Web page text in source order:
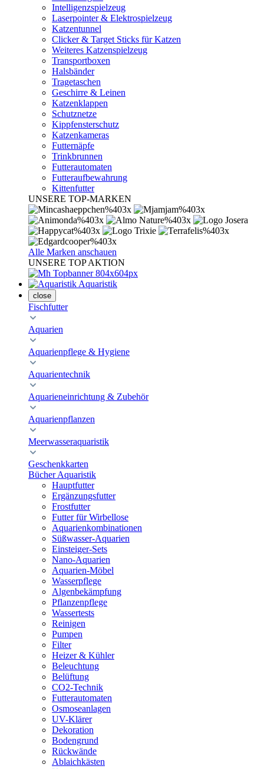
Intelligenzspielzeug
Laserpointer & Elektrospielzeug
Katzentunnel
Clicker & Target Sticks für Katzen
Weiteres Katzenspielzeug
Transportboxen
Halsbänder
Tragetaschen
Geschirre & Leinen
Katzenklappen
Schutznetze
Kippfensterschutz
Katzenkameras
Futternäpfe
Trinkbrunnen
Futterautomaten
Futteraufbewahrung
Kittenfutter
UNSERE TOP-MARKEN
Alle Marken anschauen
UNSERE TOP AKTION
Aquaristik
close
Fischfutter
Aquarien
Aquarienpflege & Hygiene
Aquarientechnik
Aquarieneinrichtung & Zubehör
Aquarienpflanzen
Meerwasseraquaristik
Geschenkkarten
Bücher Aquaristik
Hauptfutter
Ergänzungsfutter
Frostfutter
Futter für Wirbellose
Aquarienkombinationen
Süßwasser-Aquarien
Einsteiger-Sets
Nano-Aquarien
Aquarien-Möbel
Wasserpflege
Algenbekämpfung
Pflanzenpflege
Wassertests
Reinigen
Pumpen
Filter
Heizer & Kühler
Beleuchtung
Belüftung
CO2-Technik
Futterautomaten
Osmoseanlagen
UV-Klärer
Dekoration
Bodengrund
Rückwände
Ablaichkästen